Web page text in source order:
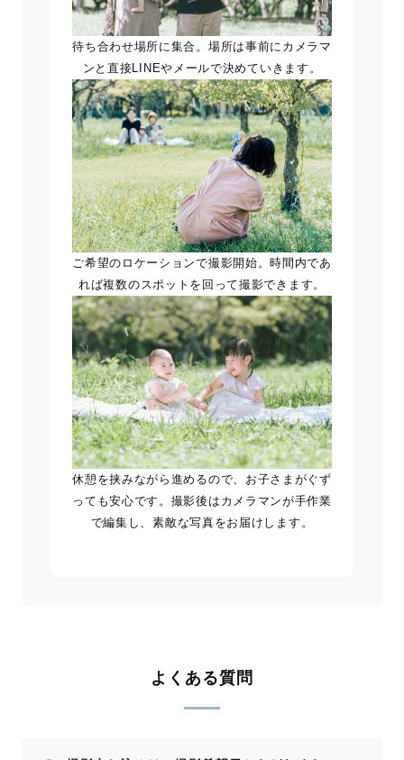
待ち合わせ場所に集合。場所は事前にカメラマ
ンと直接LINEやメールで決めていきます。
ご希望のロケーションで撮影開始。時間内であ
れば複数のスポットを回って撮影できます。
休憩を挟みながら進めるので、お子さまがぐず
っても安心です。撮影後はカメラマンが手作業
で編集し、素敵な写真をお届けします。
よくある質問